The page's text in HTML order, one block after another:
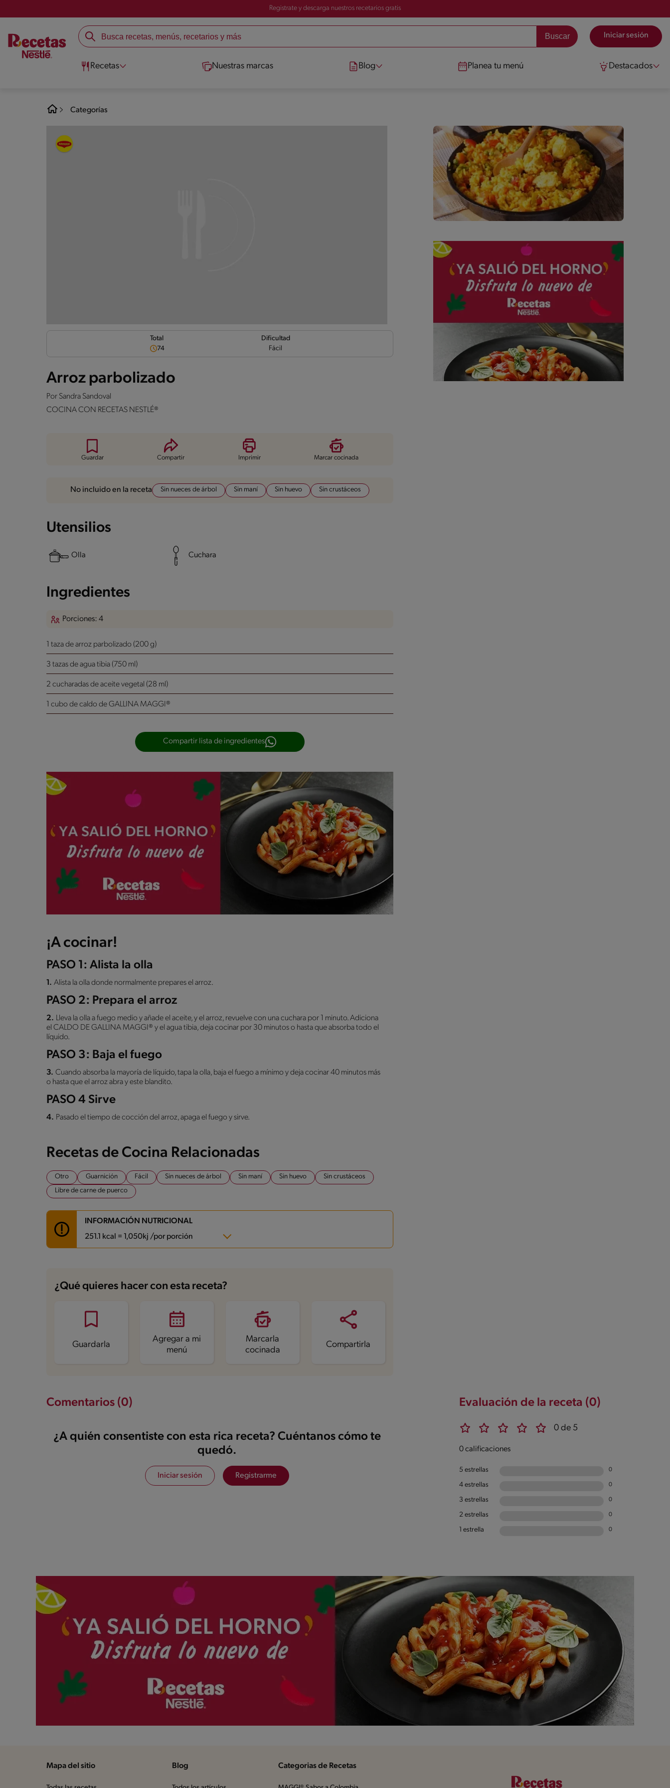
Registrate y descarga nuestros recetarios gratis
Iniciar sesión
Recetas Nuestras marcas Blog Planea tu menú Destacados
Categorías
Total
74
Dificultad
Fácil
Arroz parbolizado
Por Sandra Sandoval
COCINA CON RECETAS NESTLÉ®
Guardar Compartir Imprimir Marcar cocinada
No incluido en la receta Sin nueces de árbol Sin maní Sin huevo Sin crustáceos
Utensilios
Olla Cuchara
Ingredientes
Porciones: 4
1 taza de arroz parbolizado (200 g)
3 tazas de agua tibia (750 ml)
2 cucharadas de aceite vegetal (28 ml)
1 cubo de caldo de GALLINA MAGGI®
Compartir lista de ingredientes
¡A cocinar!
PASO 1: Alista la olla
1. Alista la olla donde normalmente prepares el arroz.
PASO 2: Prepara el arroz
2. Lleva la olla a fuego medio y añade el aceite, y el arroz, revuelve con una cuchara por 1 minuto. Adiciona
el CALDO DE GALLINA MAGGI® y el agua tibia, deja cocinar por 30 minutos o hasta que absorba todo el
líquido.
PASO 3: Baja el fuego
3. Cuando absorba la mayoría de líquido, tapa la olla, baja el fuego a mínimo y deja cocinar 40 minutos más
o hasta que el arroz abra y este blandito.
PASO 4 Sirve
4. Pasado el tiempo de cocción del arroz, apaga el fuego y sirve.
Recetas de Cocina Relacionadas
Otro Guarnición Fácil Sin nueces de árbol Sin maní Sin huevo
Sin crustáceos
Libre de carne de puerco
INFORMACIÓN NUTRICIONAL
251.1 kcal = 1,050kj /por porción
Energía
251.1 kcal
Grasas 8.8 g
Sodio
¿Qué quieres hacer con esta receta?
Guardarla
Agregar a mi
menú
Marcarla
cocinada
Compartirla
Evaluación de la receta (0)
0 de 5
0 calificaciones
5 estrellas 0
4 estrellas 0
3 estrellas 0
2 estrellas 0
1 estrella 0
Comentarios (0)
¿A quién consentiste con esta rica receta? Cuéntanos cómo te
quedó.
Iniciar sesión Registrarme
Mapa del sitio Blog Categorias de Recetas